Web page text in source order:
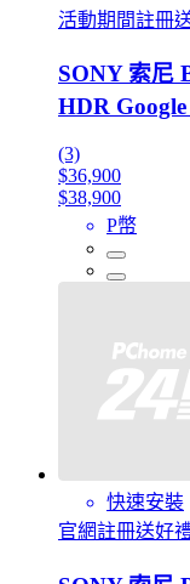
活動期間註冊
SONY 索尼
HDR
(3)
$36,900
$38,900
P幣
快速安裝
官網註冊送好